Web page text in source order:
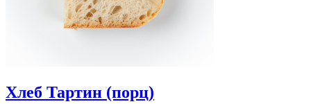
Хлеб Тартин (порц)